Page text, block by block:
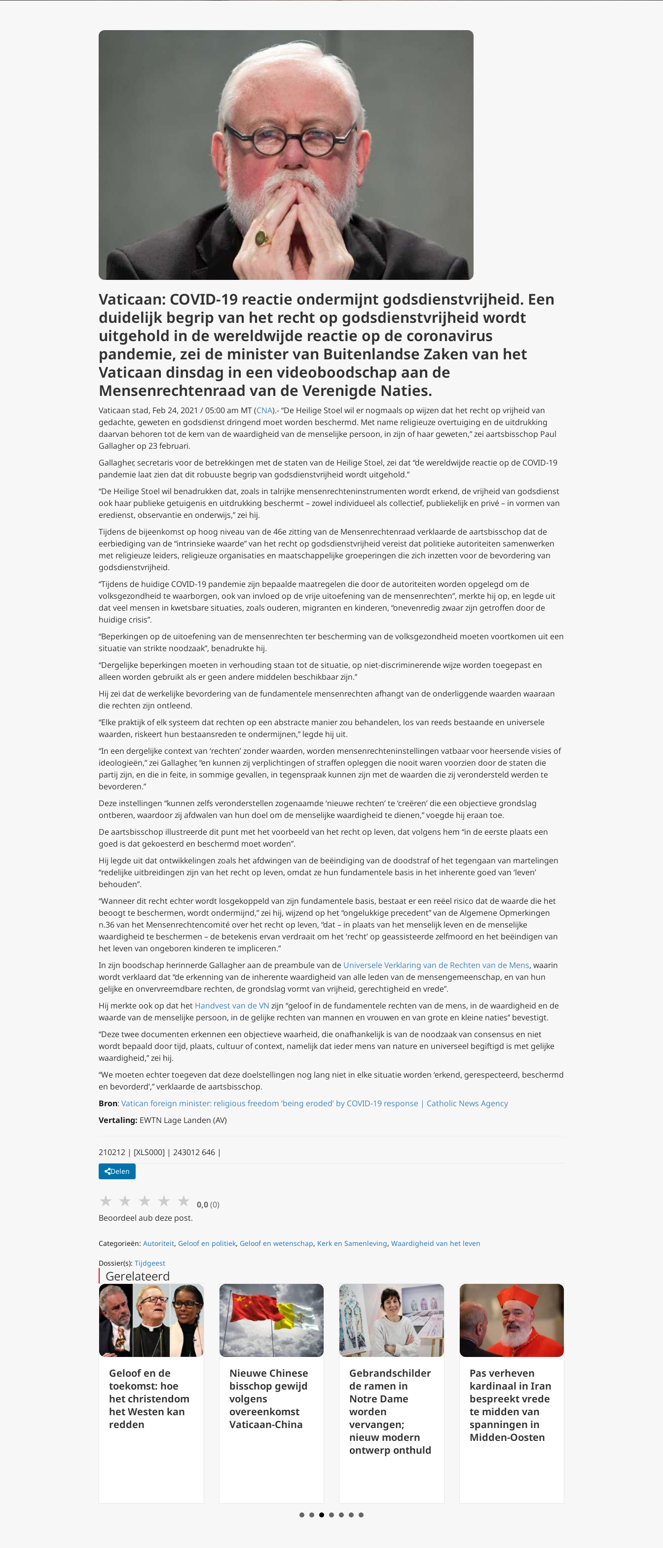
Vaticaan: COVID-19 reactie ondermijnt godsdienstvrijheid. Een
duidelijk begrip van het recht op godsdienstvrijheid wordt
uitgehold in de wereldwijde reactie op de coronavirus
pandemie, zei de minister van Buitenlandse Zaken van het
Vaticaan dinsdag in een videoboodschap aan de
Mensenrechtenraad van de Verenigde Naties.
Vaticaan stad, Feb 24, 2021 / 05:00 am MT (CNA).- “De Heilige Stoel wil er nogmaals op wijzen dat het recht op vrijheid van
gedachte, geweten en godsdienst dringend moet worden beschermd. Met name religieuze overtuiging en de uitdrukking
daarvan behoren tot de kern van de waardigheid van de menselijke persoon, in zijn of haar geweten,” zei aartsbisschop Paul
Gallagher op 23 februari.
Gallagher, secretaris voor de betrekkingen met de staten van de Heilige Stoel, zei dat “de wereldwijde reactie op de COVID-19
pandemie laat zien dat dit robuuste begrip van godsdienstvrijheid wordt uitgehold.”
“De Heilige Stoel wil benadrukken dat, zoals in talrijke mensenrechteninstrumenten wordt erkend, de vrijheid van godsdienst
ook haar publieke getuigenis en uitdrukking beschermt – zowel individueel als collectief, publiekelijk en privé – in vormen van
eredienst, observantie en onderwijs,” zei hij.
Tijdens de bijeenkomst op hoog niveau van de 46e zitting van de Mensenrechtenraad verklaarde de aartsbisschop dat de
eerbiediging van de “intrinsieke waarde” van het recht op godsdienstvrijheid vereist dat politieke autoriteiten samenwerken
met religieuze leiders, religieuze organisaties en maatschappelijke groeperingen die zich inzetten voor de bevordering van
godsdienstvrijheid.
“Tijdens de huidige COVID-19 pandemie zijn bepaalde maatregelen die door de autoriteiten worden opgelegd om de
volksgezondheid te waarborgen, ook van invloed op de vrije uitoefening van de mensenrechten”, merkte hij op, en legde uit
dat veel mensen in kwetsbare situaties, zoals ouderen, migranten en kinderen, “onevenredig zwaar zijn getroffen door de
huidige crisis”.
“Beperkingen op de uitoefening van de mensenrechten ter bescherming van de volksgezondheid moeten voortkomen uit een
situatie van strikte noodzaak”, benadrukte hij.
“Dergelijke beperkingen moeten in verhouding staan tot de situatie, op niet-discriminerende wijze worden toegepast en
alleen worden gebruikt als er geen andere middelen beschikbaar zijn.”
Hij zei dat de werkelijke bevordering van de fundamentele mensenrechten afhangt van de onderliggende waarden waaraan
die rechten zijn ontleend.
“Elke praktijk of elk systeem dat rechten op een abstracte manier zou behandelen, los van reeds bestaande en universele
waarden, riskeert hun bestaansreden te ondermijnen,” legde hij uit.
“In een dergelijke context van ‘rechten’ zonder waarden, worden mensenrechteninstellingen vatbaar voor heersende visies of
ideologieën,” zei Gallagher, “en kunnen zij verplichtingen of straffen opleggen die nooit waren voorzien door de staten die
partij zijn, en die in feite, in sommige gevallen, in tegenspraak kunnen zijn met de waarden die zij verondersteld werden te
bevorderen.”
Deze instellingen “kunnen zelfs veronderstellen zogenaamde ‘nieuwe rechten’ te ‘creëren’ die een objectieve grondslag
ontberen, waardoor zij afdwalen van hun doel om de menselijke waardigheid te dienen,” voegde hij eraan toe.
De aartsbisschop illustreerde dit punt met het voorbeeld van het recht op leven, dat volgens hem “in de eerste plaats een
goed is dat gekoesterd en beschermd moet worden”.
Hij legde uit dat ontwikkelingen zoals het afdwingen van de beëindiging van de doodstraf of het tegengaan van martelingen
“redelijke uitbreidingen zijn van het recht op leven, omdat ze hun fundamentele basis in het inherente goed van ‘leven’
behouden”.
“Wanneer dit recht echter wordt losgekoppeld van zijn fundamentele basis, bestaat er een reëel risico dat de waarde die het
beoogt te beschermen, wordt ondermijnd,” zei hij, wijzend op het “ongelukkige precedent” van de Algemene Opmerkingen
n.36 van het Mensenrechtencomité over het recht op leven, “dat – in plaats van het menselijk leven en de menselijke
waardigheid te beschermen – de betekenis ervan verdraait om het ‘recht’ op geassisteerde zelfmoord en het beëindigen van
het leven van ongeboren kinderen te impliceren.”
In zijn boodschap herinnerde Gallagher aan de preambule van de Universele Verklaring van de Rechten van de Mens, waarin
wordt verklaard dat “de erkenning van de inherente waardigheid van alle leden van de mensengemeenschap, en van hun
gelijke en onvervreemdbare rechten, de grondslag vormt van vrijheid, gerechtigheid en vrede”.
Hij merkte ook op dat het Handvest van de VN zijn “geloof in de fundamentele rechten van de mens, in de waardigheid en de
waarde van de menselijke persoon, in de gelijke rechten van mannen en vrouwen en van grote en kleine naties” bevestigt.
“Deze twee documenten erkennen een objectieve waarheid, die onafhankelijk is van de noodzaak van consensus en niet
wordt bepaald door tijd, plaats, cultuur of context, namelijk dat ieder mens van nature en universeel begiftigd is met gelijke
waardigheid,” zei hij.
“We moeten echter toegeven dat deze doelstellingen nog lang niet in elke situatie worden ‘erkend, gerespecteerd, beschermd
en bevorderd’,” verklaarde de aartsbisschop.
Bron: Vatican foreign minister: religious freedom ‘being eroded’ by COVID-19 response | Catholic News Agency
Vertaling: EWTN Lage Landen (AV)
210212 | [XLS000] | 243012 646 |
Delen
★ ★ ★ ★ ★ 0,0 (0)
Beoordeel aub deze post.
Categorieën: Autoriteit, Geloof en politiek, Geloof en wetenschap, Kerk en Samenleving, Waardigheid van het leven
Dossier(s): Tijdgeest
Gerelateerd
Nieuwe Chinese
bisschop gewijd
volgens
overeenkomst
Vaticaan-China
Gebrandschilder
de ramen in
Notre Dame
worden
vervangen;
Pas verheven
kardinaal in Iran
bespreekt vrede
te midden van
spanningen in
Midden-Oosten
Wanneer werd
Jezus geboren?
Italiaanse
onderzoekers
plaatsen
geboorte in 1 v.C.